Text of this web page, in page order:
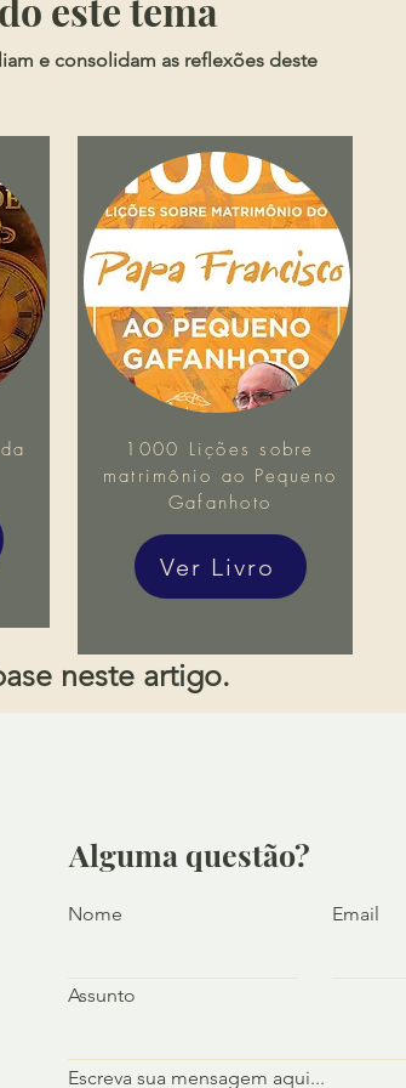
este tema
e consolidam as reflexões deste
neste artigo.
1000 Lições sobre
matrimônio ao Pequeno
Gafanhoto
Ver Livro
Alguma questão?
Nome Email
Assunto
Escreva sua mensagem aqui...